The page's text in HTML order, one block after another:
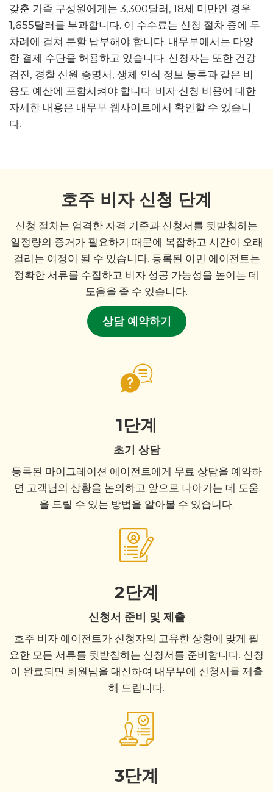
갖춘 가족 구성원에게는 3,300달러, 18세 미만인 경우
1,655달러를 부과합니다. 이 수수료는 신청 절차 중에 두
차례에 걸쳐 분할 납부해야 합니다. 내무부에서는 다양
한 결제 수단을 허용하고 있습니다. 신청자는 또한 건강
검진, 경찰 신원 증명서, 생체 인식 정보 등록과 같은 비
용도 예산에 포함시켜야 합니다. 비자 신청 비용에 대한
자세한 내용은 내무부 웹사이트에서 확인할 수 있습니
다.
호주 비자 신청 단계
신청 절차는 엄격한 자격 기준과 신청서를 뒷받침하는
일정량의 증거가 필요하기 때문에 복잡하고 시간이 오래
걸리는 여정이 될 수 있습니다. 등록된 이민 에이전트는
정확한 서류를 수집하고 비자 성공 가능성을 높이는 데
도움을 줄 수 있습니다.
상담 예약하기
1단계
초기 상담
등록된 마이그레이션 에이전트에게 무료 상담을 예약하
면 고객님의 상황을 논의하고 앞으로 나아가는 데 도움
을 드릴 수 있는 방법을 알아볼 수 있습니다.
2단계
신청서 준비 및 제출
호주 비자 에이전트가 신청자의 고유한 상황에 맞게 필
요한 모든 서류를 뒷받침하는 신청서를 준비합니다. 신청
이 완료되면 회원님을 대신하여 내무부에 신청서를 제출
해 드립니다.
3단계